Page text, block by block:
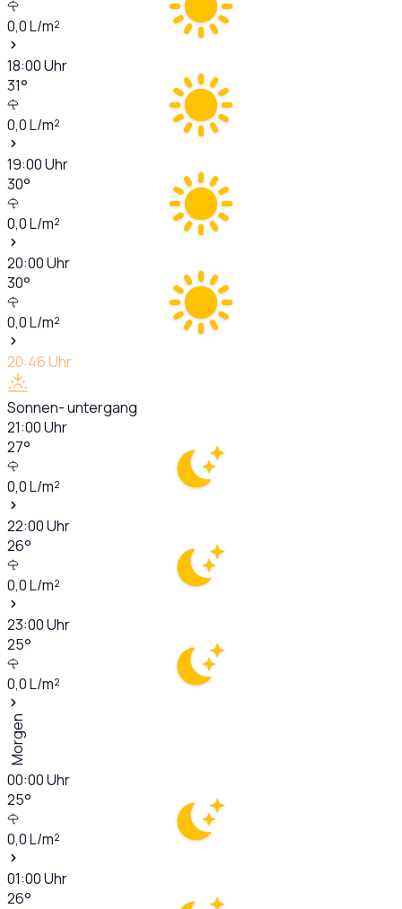
0,0L/m²
18:00Uhr
31°
0,0L/m²
19:00Uhr
30°
0,0L/m²
20:00Uhr
30°
0,0L/m²
20:46Uhr
Sonnen- untergang
21:00Uhr
27°
0,0L/m²
22:00Uhr
26°
0,0L/m²
23:00Uhr
25°
0,0L/m²
Morgen
00:00Uhr
25°
0,0L/m²
01:00Uhr
26°